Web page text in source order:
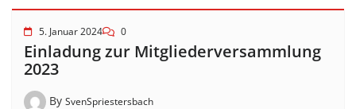
5. Januar 2024 0
Einladung zur Mitgliederversammlung
2023
By SvenSpriestersbach